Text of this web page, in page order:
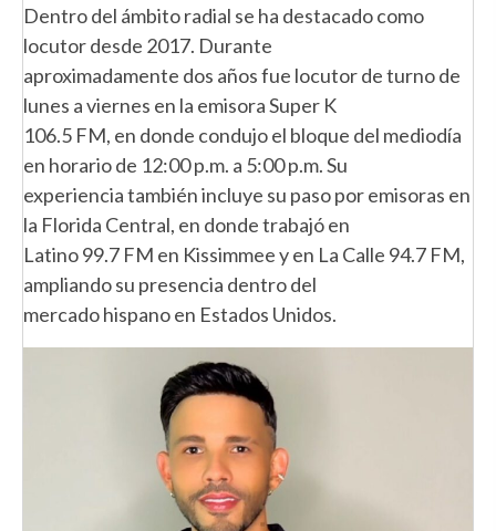
Dentro del ámbito radial se ha destacado como
locutor desde 2017. Durante
aproximadamente dos años fue locutor de turno de
lunes a viernes en la emisora Super K
106.5 FM, en donde condujo el bloque del mediodía
en horario de 12:00 p.m. a 5:00 p.m. Su
experiencia también incluye su paso por emisoras en
la Florida Central, en donde trabajó en
Latino 99.7 FM en Kissimmee y en La Calle 94.7 FM,
ampliando su presencia dentro del
mercado hispano en Estados Unidos.